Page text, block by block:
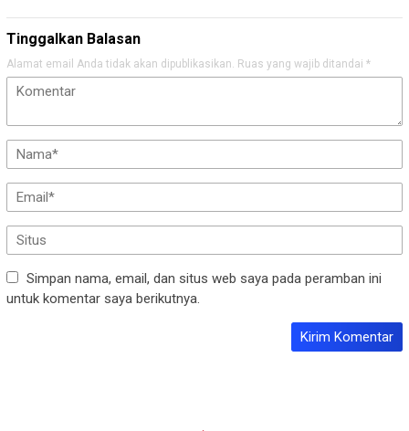
Tinggalkan Balasan
Alamat email Anda tidak akan dipublikasikan. Ruas yang wajib ditandai *
Simpan nama, email, dan situs web saya pada peramban ini
untuk komentar saya berikutnya.